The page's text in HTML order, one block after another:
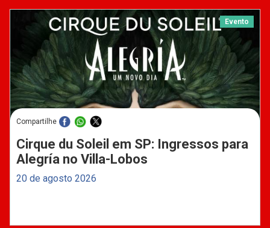
Evento
Compartilhe
Cirque du Soleil em SP: Ingressos para
Alegría no Villa-Lobos
20 de agosto 2026